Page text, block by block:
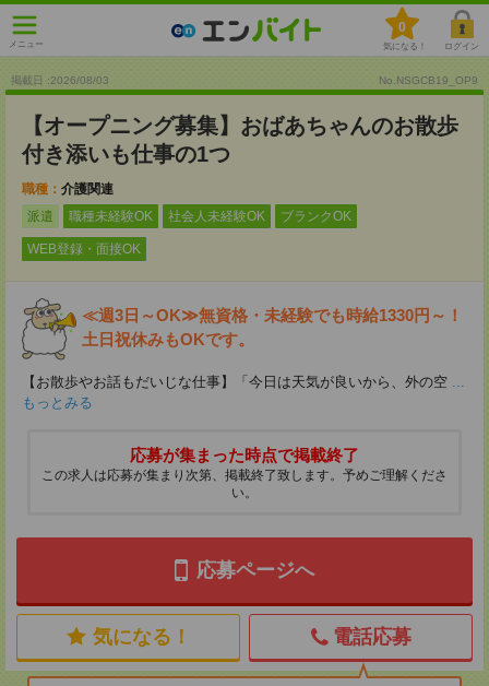
メニュー
0
気になる！ ログイン
掲載日 :2026/08/03 No.NSGCB19_OP9
【オープニング募集】おばあちゃんのお散歩
付き添いも仕事の1つ
職種： 介護関連
派遣
職種未経験OK 社会人未経験OK ブランクOK
WEB登録・面接OK
≪週3日～OK≫無資格・未経験でも時給1330円～！
土日祝休みもOKです。
【お散歩やお話もだいじな仕事】「今日は天気が良いから、外の空 ...
もっとみる
応募が集まった時点で掲載終了
この求人は応募が集まり次第、掲載終了致します。予めご理解くださ
い。
応募ページへ
気になる！ 電話応募